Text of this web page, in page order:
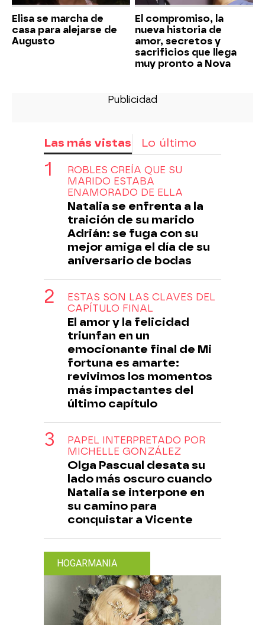
Elisa se marcha de
casa para alejarse de
Augusto
El compromiso, la
nueva historia de
amor, secretos y
sacrificios que llega
muy pronto a Nova
Las más vistas Lo último
ROBLES CREÍA QUE SU
MARIDO ESTABA
ENAMORADO DE ELLA
Natalia se enfrenta a la
traición de su marido
Adrián: se fuga con su
mejor amiga el día de su
aniversario de bodas
ESTAS SON LAS CLAVES DEL
CAPÍTULO FINAL
El amor y la felicidad
triunfan en un
emocionante final de Mi
fortuna es amarte:
revivimos los momentos
más impactantes del
último capítulo
PAPEL INTERPRETADO POR
MICHELLE GONZÁLEZ
Olga Pascual desata su
lado más oscuro cuando
Natalia se interpone en
su camino para
conquistar a Vicente
HOGARMANIA